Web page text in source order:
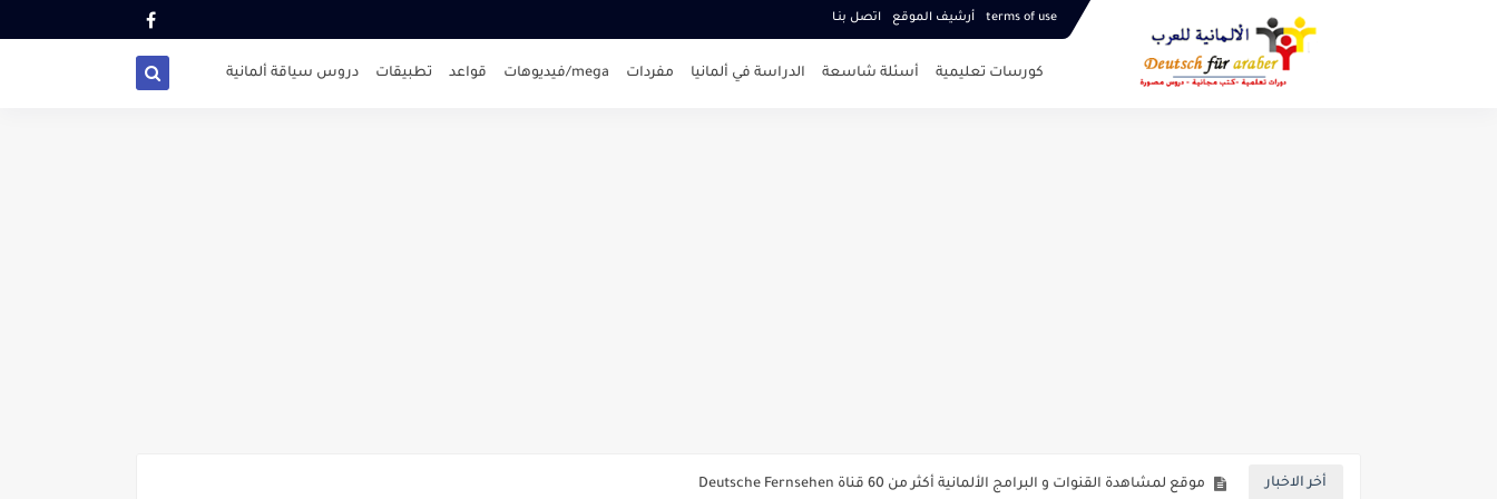
terms of use أرشيف الموقع اتصل بنـا
كورسات تعليمية أسئلة شاسعة الدراسة في ألمانيا مفردات mega/فيديوهات قواعد تطبيقات دروس سياقة ألمانية
أخر الاخبار موقع لمشاهدة القنوات و البرامج الألمانية أكثر من 60 قناة Deutsche Fernsehen